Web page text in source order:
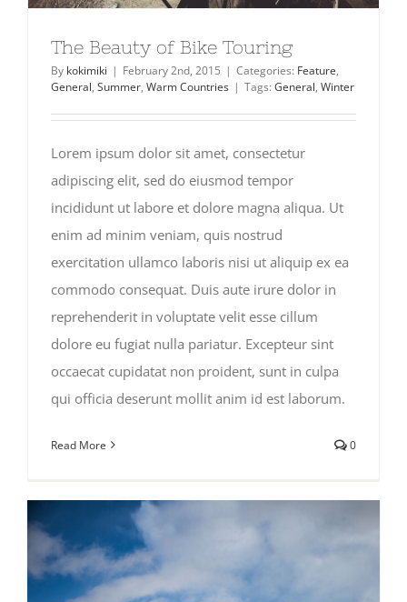
The Beauty of Bike Touring
By kokimiki | February 2nd, 2015 | Categories: Feature,
General, Summer, Warm Countries | Tags: General, Winter
Lorem ipsum dolor sit amet, consectetur
adipiscing elit, sed do eiusmod tempor
incididunt ut labore et dolore magna aliqua. Ut
enim ad minim veniam, quis nostrud
exercitation ullamco laboris nisi ut aliquip ex ea
commodo consequat. Duis aute irure dolor in
reprehenderit in voluptate velit esse cillum
dolore eu fugiat nulla pariatur. Excepteur sint
occaecat cupidatat non proident, sunt in culpa
qui officia deserunt mollit anim id est laborum.
Read More 0